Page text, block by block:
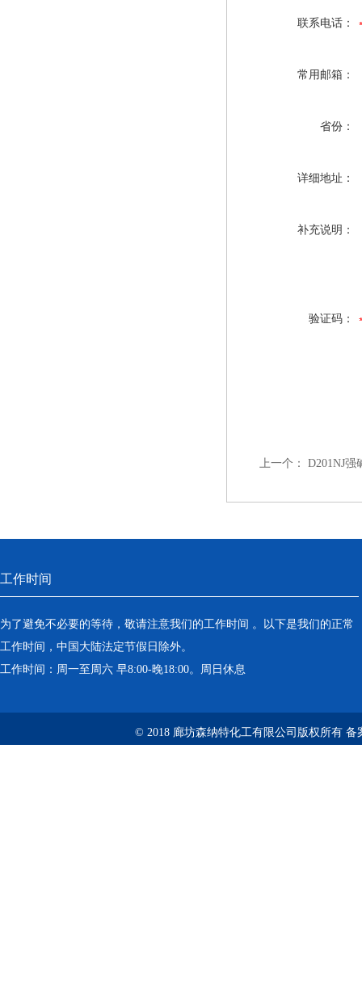
联系电话：
常用邮箱：
省份：
详细地址：
补充说明：
验证码：
上一个： D201NJ强
工作时间
为了避免不必要的等待，敬请注意我们的工作时间 。以下是我们的正常
工作时间，中国大陆法定节假日除外。
工作时间：周一至周六 早8:00-晚18:00。周日休息
© 2018 廊坊森纳特化工有限公司版权所有 备